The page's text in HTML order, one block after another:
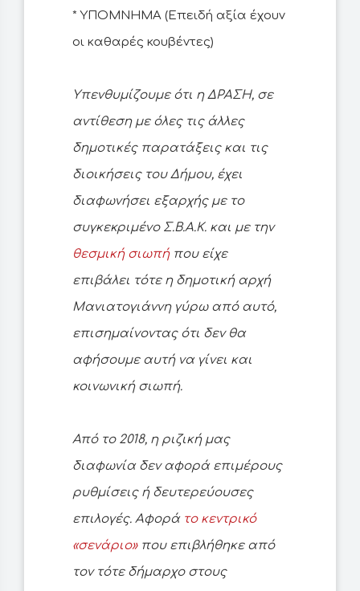
* ΥΠΟΜΝΗΜΑ (Επειδή αξία έχουν
οι καθαρές κουβέντες)
Υπενθυμίζουμε ότι η ΔΡΑΣΗ, σε
αντίθεση με όλες τις άλλες
δημοτικές παρατάξεις και τις
διοικήσεις του Δήμου, έχει
διαφωνήσει εξαρχής με το
συγκεκριμένο Σ.Β.Α.Κ. και με την
θεσμική σιωπήπου είχε
επιβάλει τότε η δημοτική αρχή
Μανιατογιάννη γύρω από αυτό,
επισημαίνοντας ότι δεν θα
αφήσουμε αυτή να γίνει και
κοινωνική σιωπή.
Από το 2018, η ριζική μας
διαφωνία δεν αφορά επιμέρους
ρυθμίσεις ή δευτερεύουσες
επιλογές. Αφορά το κεντρικό
«σενάριο»που επιβλήθηκε από
τον τότε δήμαρχο στους